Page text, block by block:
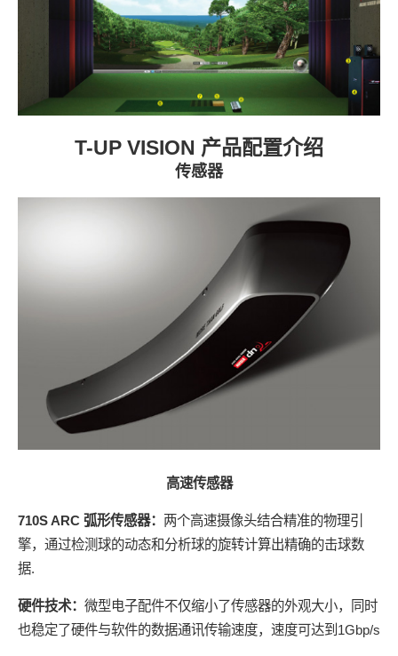
T-UP VISION 产品配置介绍
传感器
高速传感器
710S ARC 弧形传感器： 两个高速摄像头结合精准的物理引
擎，通过检测球的动态和分析球的旋转计算出精确的击球数
据.
硬件技术： 微型电子配件不仅缩小了传感器的外观大小，同时
也稳定了硬件与软件的数据通讯传输速度，速度可达到1Gbp/s